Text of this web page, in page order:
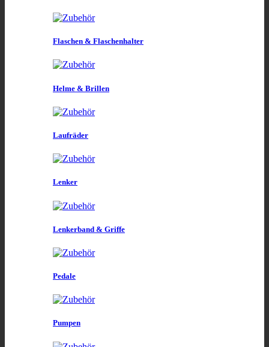
Flaschen & Flaschenhalter
Helme & Brillen
Laufräder
Lenker
Lenkerband & Griffe
Pedale
Pumpen